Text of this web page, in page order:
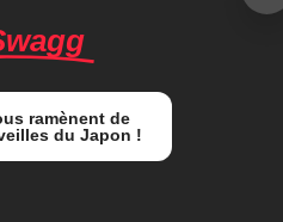
ramènent de
du Japon !